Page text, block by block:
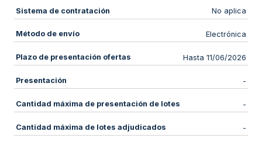
Sistema de contratación No aplica
Método de envío Electrónica
Plazo de presentación ofertas Hasta 11/06/2026
Presentación -
Cantidad máxima de presentación de lotes -
Cantidad máxima de lotes adjudicados -